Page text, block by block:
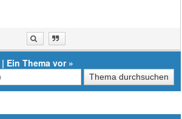
| Ein Thema vor»